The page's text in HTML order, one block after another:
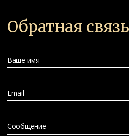
Обратная связь
Ваше имя
Email
Сообщение